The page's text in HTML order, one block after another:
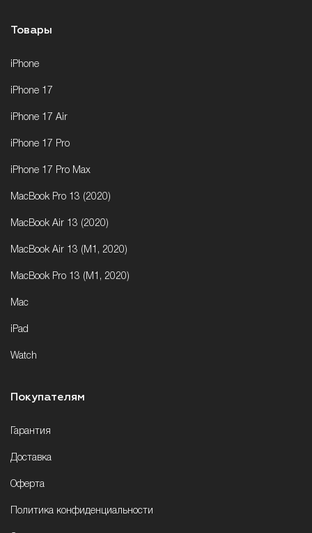
Товары
iPhone
iPhone 17
iPhone 17 Air
iPhone 17 Pro
iPhone 17 Pro Max
MacBook Pro 13 (2020)
MacBook Air 13 (2020)
MacBook Air 13 (M1, 2020)
MacBook Pro 13 (M1, 2020)
Mac
iPad
Watch
Покупателям
Гарантия
Доставка
Оферта
Политика конфиденциальности